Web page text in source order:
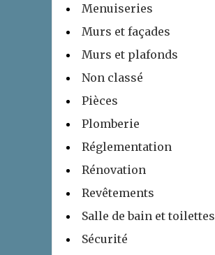
Menuiseries
Murs et façades
Murs et plafonds
Non classé
Pièces
Plomberie
Réglementation
Rénovation
Revêtements
Salle de bain et toilettes
Sécurité